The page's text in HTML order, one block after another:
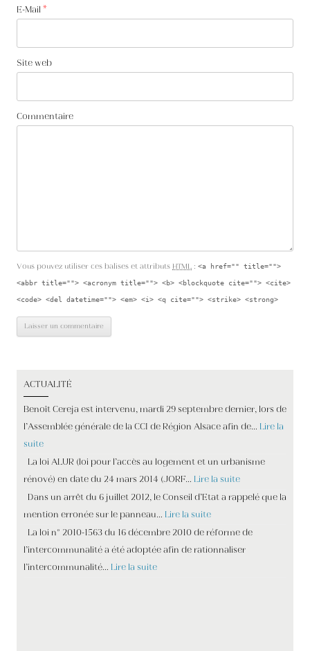
E-Mail *
Site web
Commentaire
Vous pouvez utiliser ces balises et attributs HTML : <a href="" title="">
<abbr title=""> <acronym title=""> <b> <blockquote cite=""> <cite>
<code> <del datetime=""> <em> <i> <q cite=""> <strike> <strong>
ACTUALITÉ
Benoît Cereja est intervenu, mardi 29 septembre dernier, lors de
l’Assemblée générale de la CCI de Région Alsace afin de… Lire la
suite
La loi ALUR (loi pour l’accès au logement et un urbanisme
rénové) en date du 24 mars 2014 (JORF… Lire la suite
Dans un arrêt du 6 juillet 2012, le Conseil d’Etat a rappelé que la
mention erronée sur le panneau… Lire la suite
La loi n° 2010-1563 du 16 décembre 2010 de réforme de
l’intercommunalité a été adoptée afin de rationnaliser
l’intercommunalité… Lire la suite